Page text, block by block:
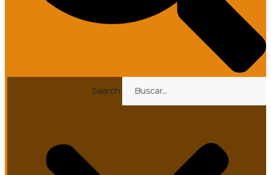
Search